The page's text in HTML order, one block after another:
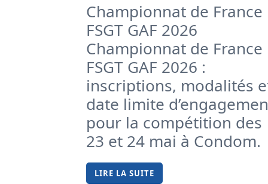
Championnat de France
FSGT GAF 2026
Championnat de France
FSGT GAF 2026 :
inscriptions, modalités
date limite
pour la compétition des
23 et 24 mai à Condom.
LIRE LA SUITE